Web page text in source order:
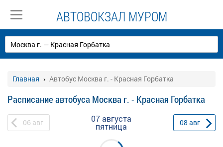
АВТОВОКЗАЛ МУРОМ
Главная Автобус Москва г. - Красная Горбатка
Расписание автобуса Москва г. - Красная Горбатка
06 авг 07 августа
пятница 08 авг